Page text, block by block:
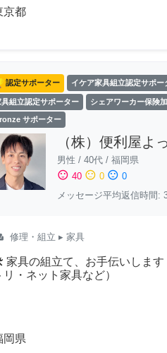
京都
認定サポーター イケア家具組立認定サポー
具組立認定サポーター シェアワーカー保険
サポーター
（株）便利屋よ
男性 / 40代 / 福岡県
sentiment_satisfied 40 sentiment_neutral 0 sentiment_dissatisfied 0
メッセージ平均返信時間:
修理・組立 ▸ 家具
具の組立て、お手伝いします
リ・ネット家具など）
岡県